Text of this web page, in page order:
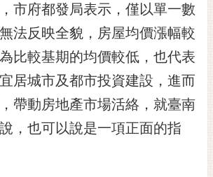
市府都發局表示，僅以單一數
法反映全貌，房屋均價漲幅較
比較基期的均價較低，也代表
居城市及都市投資建設，進而
帶動房地產市場活絡，就臺南
，也可以說是一項正面的指